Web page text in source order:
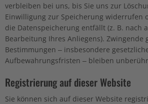
verbleiben bei uns, bis Sie uns zur
Einwilligung zur Speicherung widerrufen
die Datenspeicherung entfällt (z. B. nach
Bearbeitung Ihres Anliegens). Zwingende
Bestimmungen – insbesondere
Aufbewahrungsfristen – bleiben
Registrierung auf dieser Website
Sie können sich auf dieser Website